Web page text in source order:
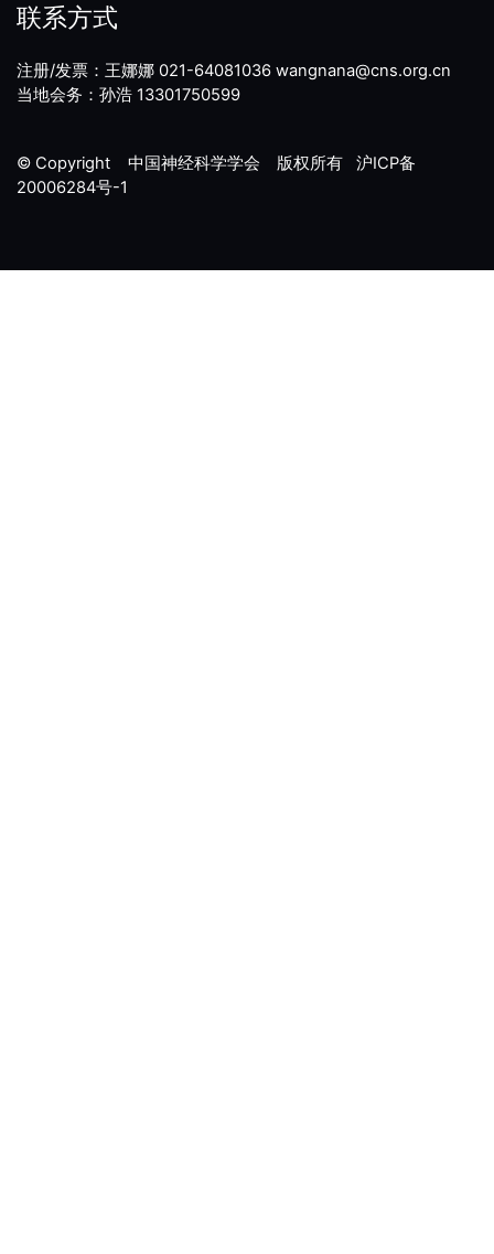
联系方式
注册/发票：王娜娜 021-64081036 wangnana@cns.org.cn
当地会务：孙浩 13301750599
© Copyright 中国神经科学学会 版权所有 沪ICP备
20006284号-1